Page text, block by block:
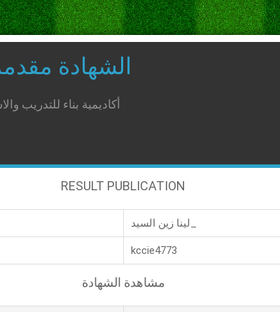
الشهادة
أكاديمية بناء للتدريب
RESULT PUBLICATION
kccie4773
مشاهدة الشهادة